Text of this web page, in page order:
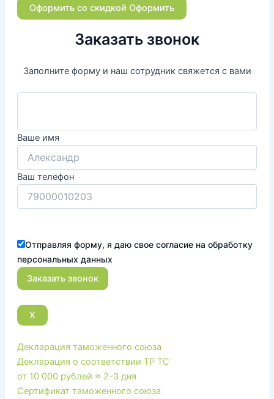
Оформить со скидкой Оформить
Заказать звонок
Заполните форму и наш сотрудник свяжется с вами
Ваше имя
Ваш телефон
Отправляя форму, я даю свое согласие на обработку
персональных данных
X
Декларация таможенного союза
Декларация о соответствии ТР ТС
от 10 000 рублей ≈ 2-3 дня
Сертификат таможенного союза